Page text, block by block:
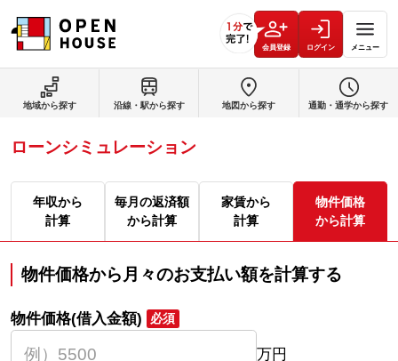
会員登録 ログイン メニュー
地域から探す 沿線・駅から探す 地図から探す 通勤・通学から探す
ローンシミュレーション
年収から
計算
毎月の返済額
から計算
家賃から
計算
物件価格
から計算
物件価格から月々のお支払い額を計算する
物件価格(借入金額) 必須
万円